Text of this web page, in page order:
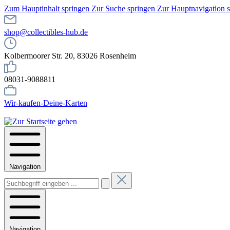
Zum Hauptinhalt springen Zur Suche springen Zur Hauptnavigation
shop@collectibles-hub.de
Kolbermoorer Str. 20, 83026 Rosenheim
08031-9088811
Wir-kaufen-Deine-Karten
Navigation